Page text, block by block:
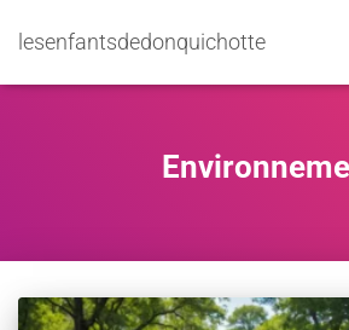
lesenfantsdedonquichotte